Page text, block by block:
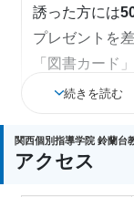
誘った方には
プレゼントを
「図書カード
「電子マネー
宅に郵送でプ
続きを読む
関西個別指導学院 鈴蘭台
アクセス